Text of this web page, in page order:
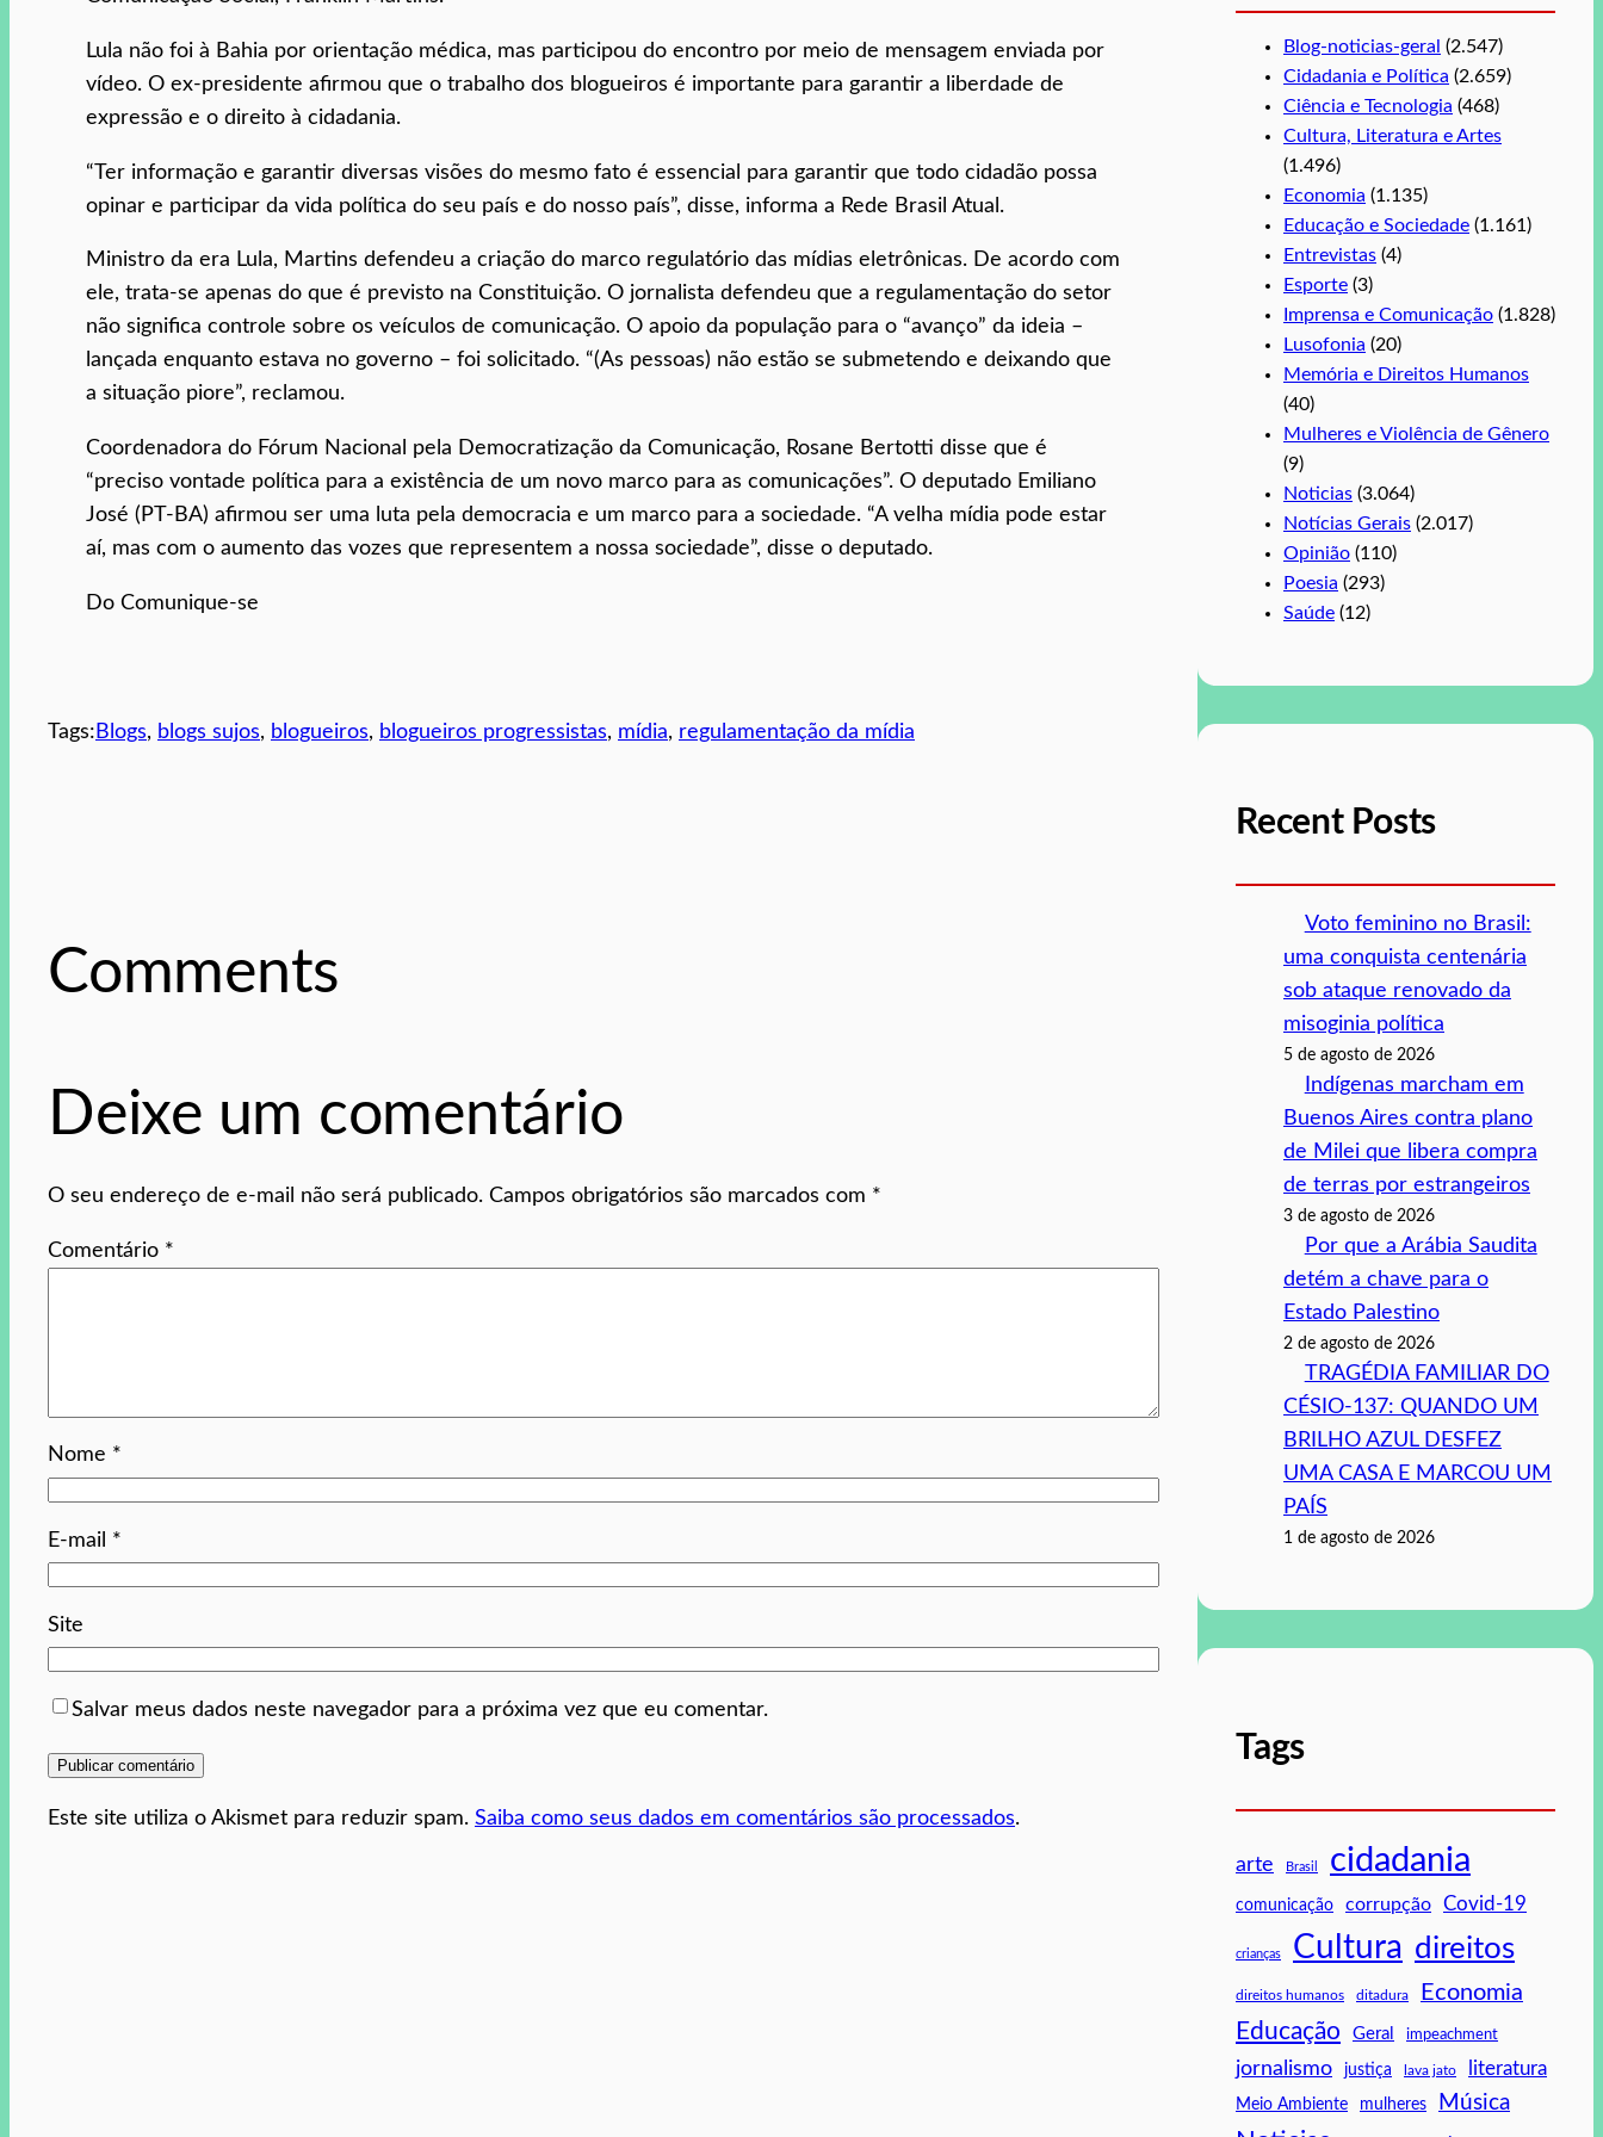
Lula não foi à Bahia por orientação médica, mas participou do encontro por meio de mensagem enviada por
vídeo. O ex-presidente afirmou que o trabalho dos blogueiros é importante para garantir a liberdade de
expressão e o direito à cidadania.
“Ter informação e garantir diversas visões do mesmo fato é essencial para garantir que todo cidadão possa
opinar e participar da vida política do seu país e do nosso país”, disse, informa a Rede Brasil Atual.
Ministro da era Lula, Martins defendeu a criação do marco regulatório das mídias eletrônicas. De acordo com
ele, trata-se apenas do que é previsto na Constituição. O jornalista defendeu que a regulamentação do setor
não significa controle sobre os veículos de comunicação. O apoio da população para o “avanço” da ideia –
lançada enquanto estava no governo – foi solicitado. “(As pessoas) não estão se submetendo e deixando que
a situação piore”, reclamou.
Coordenadora do Fórum Nacional pela Democratização da Comunicação, Rosane Bertotti disse que é
“preciso vontade política para a existência de um novo marco para as comunicações”. O deputado Emiliano
José (PT-BA) afirmou ser uma luta pela democracia e um marco para a sociedade. “A velha mídia pode estar
aí, mas com o aumento das vozes que representem a nossa sociedade”, disse o deputado.
Do Comunique-se
Tags: Blogs, blogs sujos, blogueiros, blogueiros progressistas, mídia, regulamentação da mídia
Comments
Deixe um comentário
O seu endereço de e-mail não será publicado. Campos obrigatórios são marcados com *
Comentário *
Nome *
E-mail *
Site
Salvar meus dados neste navegador para a próxima vez que eu comentar.
Este site utiliza o Akismet para reduzir spam. Saiba como seus dados em comentários são processados.
Blog-noticias-geral (2.547)
Cidadania e Política (2.659)
Ciência e Tecnologia (468)
Cultura, Literatura e Artes
(1.496)
Economia (1.135)
Educação e Sociedade (1.161)
Entrevistas (4)
Esporte (3)
Imprensa e Comunicação (1.828)
Lusofonia (20)
Memória e Direitos Humanos
(40)
Mulheres e Violência de Gênero
(9)
Noticias (3.064)
Notícias Gerais (2.017)
Opinião (110)
Poesia (293)
Saúde (12)
Recent Posts
Voto feminino no Brasil:
uma conquista centenária
sob ataque renovado da
misoginia política
5 de agosto de 2026
Indígenas marcham em
Buenos Aires contra plano
de Milei que libera compra
de terras por estrangeiros
3 de agosto de 2026
Por que a Arábia Saudita
detém a chave para o
Estado Palestino
2 de agosto de 2026
TRAGÉDIA FAMILIAR DO
CÉSIO-137: QUANDO UM
BRILHO AZUL DESFEZ
UMA CASA E MARCOU UM
PAÍS
1 de agosto de 2026
Tags
arte Brasil cidadania
comunicação corrupção Covid-19
crianças Cultura direitos
direitos humanos ditadura Economia
Educação Geral impeachment
jornalismo justiça lava jato literatura
Meio Ambiente mulheres Música